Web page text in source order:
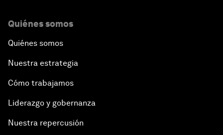
Quiénes somos
Quiénes somos
Nuestra estrategia
Cómo trabajamos
Liderazgo y gobernanza
Nuestra repercusión